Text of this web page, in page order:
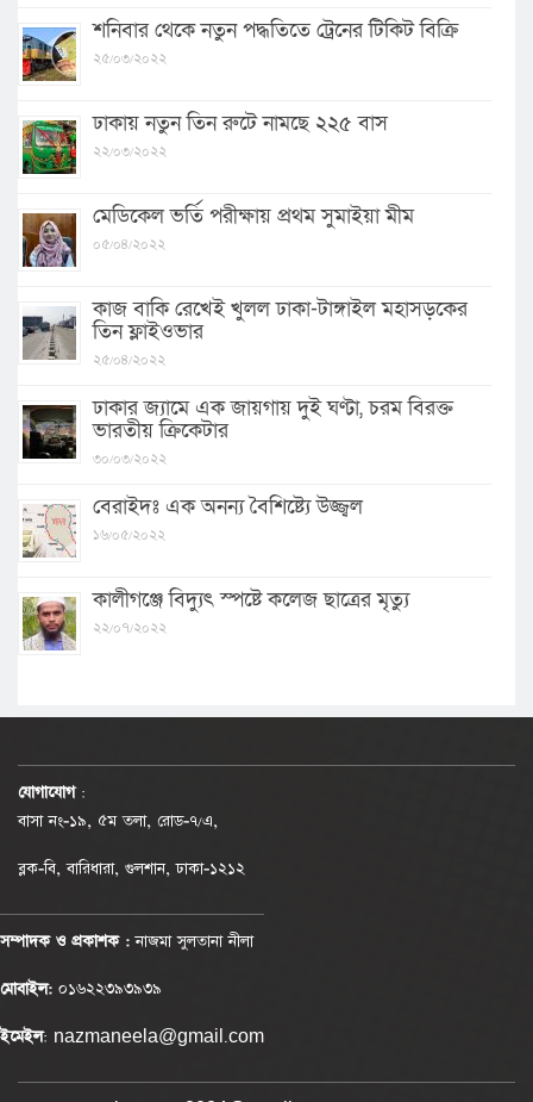
শনিবার থেকে নতুন পদ্ধতিতে ট্রেনের টিকিট বিক্রি
২৫/০৩/২০২২
ঢাকায় নতুন তিন রুটে নামছে ২২৫ বাস
২২/০৩/২০২২
মেডিকেল ভর্তি পরীক্ষায় প্রথম সুমাইয়া মীম
০৫/০৪/২০২২
কাজ বাকি রেখেই খুলল ঢাকা-টাঙ্গাইল মহাসড়কের
তিন ফ্লাইওভার
২৫/০৪/২০২২
ঢাকার জ্যামে এক জায়গায় দুই ঘণ্টা, চরম বিরক্ত
ভারতীয় ক্রিকেটার
৩০/০৩/২০২২
বেরাইদঃ এক অনন্য বৈশিষ্ট্যে উজ্জ্বল
১৬/০৫/২০২২
কালীগঞ্জে বিদ্যুৎ স্পষ্টে কলেজ ছাত্রের মৃত্যু
২২/০৭/২০২২
যোগাযোগ :
বাসা নং-১৯, ৫ম তলা, রোড-৭/এ,
ব্লক-বি, বারিধারা, গুলশান, ঢাকা-১২১২
সম্পাদক ও প্রকাশক :নাজমা সুলতানা নীলা
মোবাইল: ০১৬২২৩৯৩৯৩৯
ইমেইল: nazmaneela@gmail.com